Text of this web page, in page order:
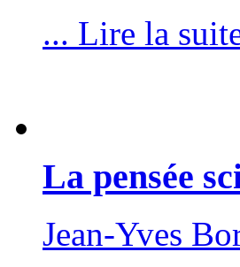
... Lire la
La pensée
Jean-Yves